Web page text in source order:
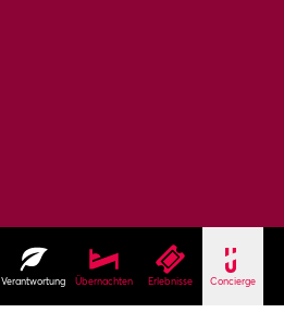
Verantwortung Übernachten Erlebnisse Concierge